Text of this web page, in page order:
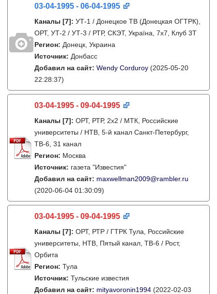
03-04-1995 - 06-04-1995
Каналы [7]: УТ-1 / Донецкое ТВ (Донецкая ОГТРК),
ОРТ, УТ-2 / УТ-3 / РТР, СКЭТ, Україна, 7х7, Клуб 3Т
Регион: Донецк, Украина
Источник: Донбасс
Добавил на сайт: Wendy Corduroy (2025-05-20
22:28:37)
03-04-1995 - 09-04-1995
Каналы [7]: ОРТ, РТР, 2х2 / МТК, Российские
университеты / НТВ, 5-й канал Санкт-Петербург,
ТВ-6, 31 канал
Регион: Москва
Источник: газета "Известия"
Добавил на сайт: maxwellman2009@rambler.ru
(2020-06-04 01:30:09)
03-04-1995 - 09-04-1995
Каналы [7]: ОРТ, РТР / ГТРК Тула, Российские
университеты, НТВ, Пятый канал, ТВ-6 / Рост,
Орбита
Регион: Тула
Источник: Тульские известия
Добавил на сайт: mityavoronin1994 (2022-02-03